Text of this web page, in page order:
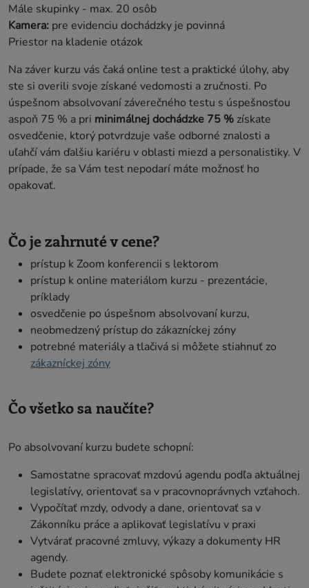
Mále skupinky - max. 20 osôb
Kamera: pre evidenciu dochádzky je povinná
Priestor na kladenie otázok
Na záver kurzu vás čaká online test a praktické úlohy, aby
ste si overili svoje získané vedomosti a zručnosti. Po
úspešnom absolvovaní záverečného testu s úspešnosťou
aspoň 75 % a pri minimálnej dochádzke 75 % získate
osvedčenie, ktorý potvrdzuje vaše odborné znalosti a
uľahčí vám ďalšiu kariéru v oblasti miezd a personalistiky. V
prípade, že sa Vám test nepodarí máte možnosť ho
opakovať.
Čo je zahrnuté v cene?
prístup k Zoom konferencii s lektorom
prístup k online materiálom kurzu - prezentácie,
príklady
osvedčenie po úspešnom absolvovaní kurzu,
neobmedzený prístup do zákazníckej zóny
potrebné materiály a tlačivá si môžete stiahnuť zo
zákazníckej zóny
Čo všetko sa naučíte?
Po absolvovaní kurzu budete schopní:
Samostatne spracovať mzdovú agendu podľa aktuálnej
legislatívy, orientovať sa v pracovnoprávnych vzťahoch.
Vypočítať mzdy, odvody a dane, orientovať sa v
Zákonníku práce a aplikovať legislatívu v praxi
Vytvárať pracovné zmluvy, výkazy a dokumenty HR
agendy.
Budete poznať elektronické spôsoby komunikácie s